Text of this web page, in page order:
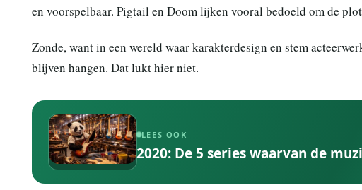
en voorspelbaar. Pigtail en Doom lijken vooral bedoeld om de
Zonde, want in een wereld waar karakterdesign en stem
blijven hangen. Dat lukt hier niet.
LEES OOK
2020: De 5 series waarvan de